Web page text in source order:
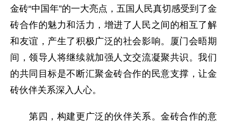
金砖“中国年”的一大亮点，五国人民真切感受到了金
砖合作的魅力和活力，增进了人民之间的相互了解
和友谊，产生了积极广泛的社会影响。厦门会晤期
间，领导人将继续就加强人文交流凝聚共识。我们
的共同目标是不断汇聚金砖合作的民意支撑，让金
砖伙伴关系深入人心。
第四，构建更广泛的伙伴关系。金砖合作的意